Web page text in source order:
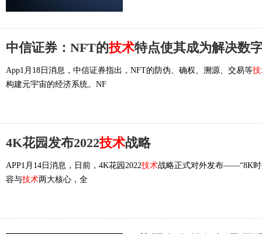
中信证券：NFT的技术特点使其成为解决数
App1月18日消息，中信证券指出，NFT的防伪、确权、溯源、交易等
构建元宇宙的经济系统。NF
4K花园发布2022技术战略
APP1月14日消息，日前，4K花园2022技术战略正式对外发布——“8K时
容与技术两大核心，全